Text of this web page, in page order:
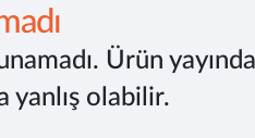
Ürün
yanlış olabilir.